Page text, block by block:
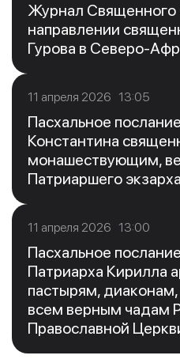
Журнал Священного
направлении
Гурова в Северо-
11 апреля 2026 13:05
Пасхальное
Константина
монашествующим,
Патриаршего
11 апреля 2026 13:00
Пасхальное
Патриарха Кирилла
пастырям,
всем верным чадам
Православной